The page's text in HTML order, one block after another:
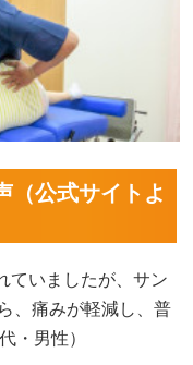
（公式サイトよ
ていましたが、サン
、痛みが軽減し、普
・男性）